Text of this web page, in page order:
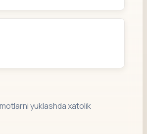
yuklashda xatolik